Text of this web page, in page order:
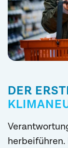
DER